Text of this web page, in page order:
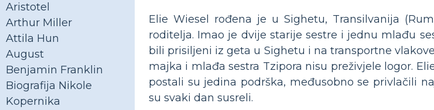
Aristotel
Arthur Miller
Attila Hun
August
Benjamin Franklin
Biografija Nikole
Kopernika
Elie Wiesel rođena je u Sighetu, Transilvanija
roditelja. Imao je dvije starije sestre i jednu mlađu
bili prisiljeni iz geta u Sighetu i na transportne
majka i mlađa sestra Tzipora nisu preživjele logor.
postali su jedina podrška, međusobno se privlačili
su svaki dan susreli.